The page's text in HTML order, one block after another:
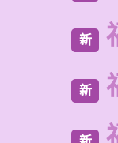
新
新